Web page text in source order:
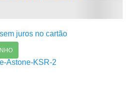
sem juros no cartão